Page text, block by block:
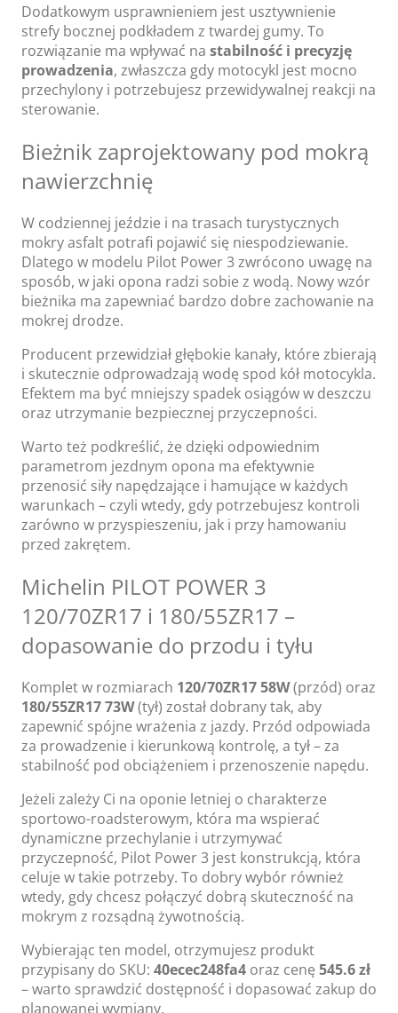
Dodatkowym usprawnieniem jest usztywnienie
strefy bocznej podkładem z twardej gumy. To
rozwiązanie ma wpływać na stabilność i precyzję
prowadzenia, zwłaszcza gdy motocykl jest mocno
przechylony i potrzebujesz przewidywalnej reakcji na
sterowanie.
Bieżnik zaprojektowany pod mokrą
nawierzchnię
W codziennej jeździe i na trasach turystycznych
mokry asfalt potrafi pojawić się niespodziewanie.
Dlatego w modelu Pilot Power 3 zwrócono uwagę na
sposób, w jaki opona radzi sobie z wodą. Nowy wzór
bieżnika ma zapewniać bardzo dobre zachowanie na
mokrej drodze.
Producent przewidział głębokie kanały, które zbierają
i skutecznie odprowadzają wodę spod kół motocykla.
Efektem ma być mniejszy spadek osiągów w deszczu
oraz utrzymanie bezpiecznej przyczepności.
Warto też podkreślić, że dzięki odpowiednim
parametrom jezdnym opona ma efektywnie
przenosić siły napędzające i hamujące w każdych
warunkach – czyli wtedy, gdy potrzebujesz kontroli
zarówno w przyspieszeniu, jak i przy hamowaniu
przed zakrętem.
Michelin PILOT POWER 3
120/70ZR17 i 180/55ZR17 –
dopasowanie do przodu i tyłu
Komplet w rozmiarach 120/70ZR17 58W(przód) oraz
180/55ZR17 73W(tył) został dobrany tak, aby
zapewnić spójne wrażenia z jazdy. Przód odpowiada
za prowadzenie i kierunkową kontrolę, a tył – za
stabilność pod obciążeniem i przenoszenie napędu.
Jeżeli zależy Ci na oponie letniej o charakterze
sportowo-roadsterowym, która ma wspierać
dynamiczne przechylanie i utrzymywać
przyczepność, Pilot Power 3 jest konstrukcją, która
celuje w takie potrzeby. To dobry wybór również
wtedy, gdy chcesz połączyć dobrą skuteczność na
mokrym z rozsądną żywotnością.
Wybierając ten model, otrzymujesz produkt
przypisany do SKU: 40ecec248fa4 oraz cenę 545.6 zł
– warto sprawdzić dostępność i dopasować zakup do
planowanej wymiany.